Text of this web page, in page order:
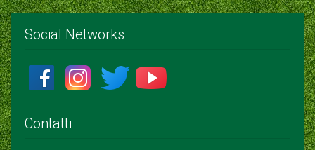
Social Networks
Contatti